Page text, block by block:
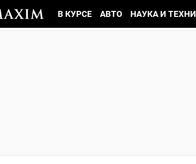
В КУРСЕ АВТО НАУКА И